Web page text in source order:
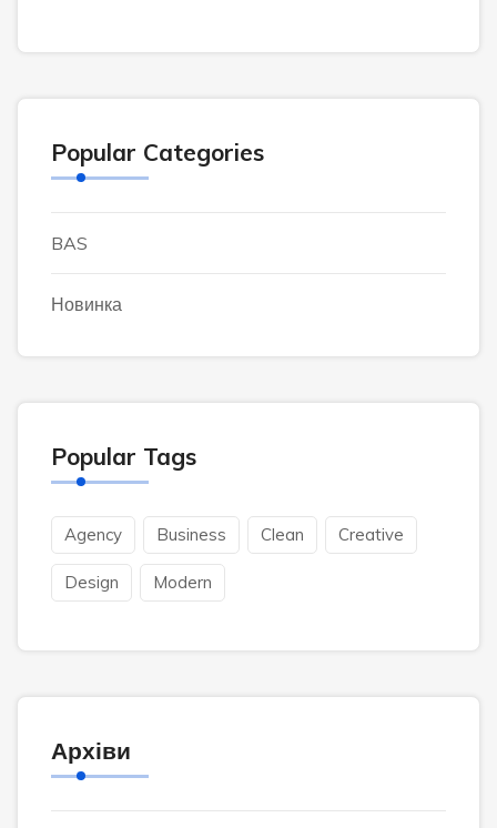
Popular Categories
BAS
Новинка
Popular Tags
Agency Business Clean Creative
Design Modern
Архіви